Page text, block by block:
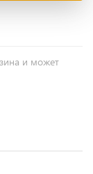
и может